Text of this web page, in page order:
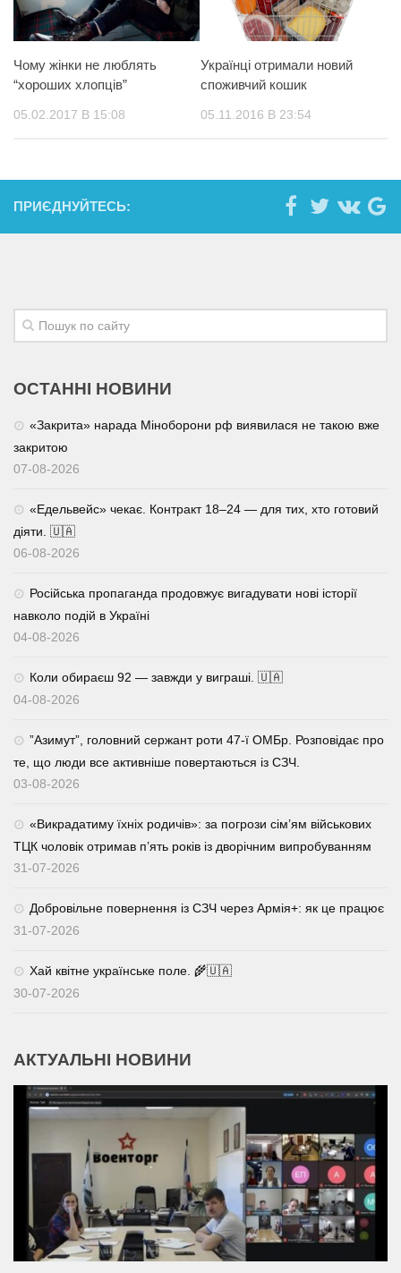
Чому жінки не люблять
“хороших хлопців”
05.02.2017 В 15:08
Українці отримали новий
споживчий кошик
05.11.2016 В 23:54
ПРИЄДНУЙТЕСЬ:
ОСТАННІ НОВИНИ
«Закрита» нарада Міноборони рф виявилася не такою вже
закритою
07-08-2026
«Едельвейс» чекає. Контракт 18–24 — для тих, хто готовий
діяти. 🇺🇦
06-08-2026
Російська пропаганда продовжує вигадувати нові історії
навколо подій в Україні
04-08-2026
Коли обираєш 92 — завжди у виграші. 🇺🇦
04-08-2026
⁨”Азимут”, головний сержант роти 47-ї ОМБр. Розповідає про
те, що люди все активніше повертаються із СЗЧ.
03-08-2026
«Викрадатиму їхніх родичів»: за погрози сім’ям військових
ТЦК чоловік отримав п’ять років із дворічним випробуванням
31-07-2026
Добровільне повернення із СЗЧ через Армія+: як це працює
31-07-2026
Хай квітне українське поле. 🌾🇺🇦
30-07-2026
АКТУАЛЬНІ НОВИНИ